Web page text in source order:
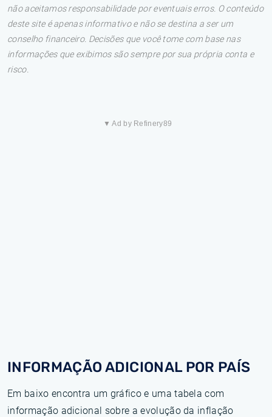
não aceitamos responsabilidade por eventuais erros. O conteúdo
deste site é apenas informativo e não se destina a ser um
conselho financeiro. Decisões que você tome com base nas
informações que exibimos são sempre por sua própria conta e
risco.
▼ Ad by Refinery89
INFORMAÇÃO ADICIONAL POR PAÍS
Em baixo encontra um gráfico e uma tabela com
informação adicional sobre a evolução da inflação